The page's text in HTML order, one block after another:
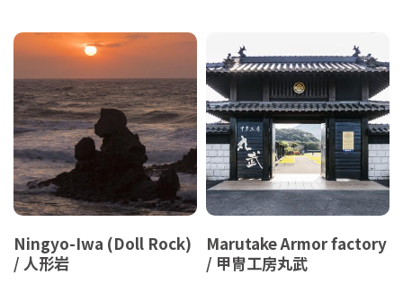
Ningyo-Iwa (Doll Rock)
/ 人形岩
Marutake Armor factory
/ 甲冑工房丸武